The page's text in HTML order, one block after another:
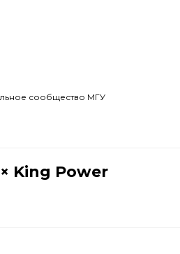
сообщество МГУ
King Power